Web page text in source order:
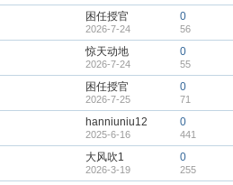
困任授官
2026-7-24
0
56
惊天动地
2026-7-24
0
55
困任授官
2026-7-25
0
71
hanniuniu12
2025-6-16
0
441
大风吹1
2026-3-19
0
255